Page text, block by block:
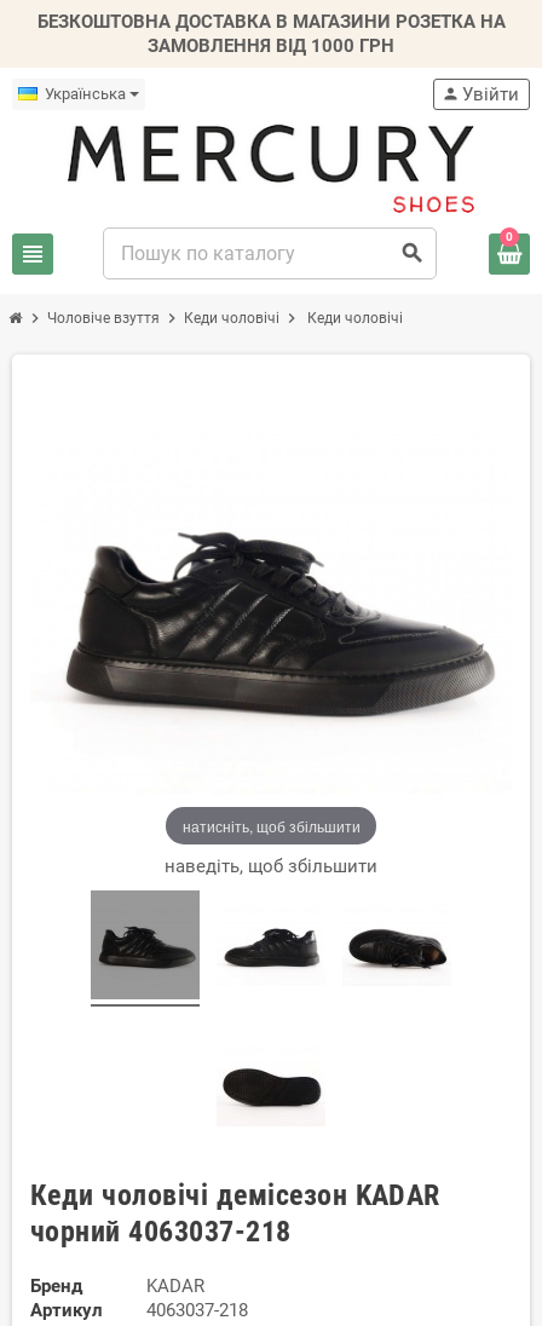
БЕЗКОШТОВНА ДОСТАВКА В МАГАЗИНИ РОЗЕТКА НА
ЗАМОВЛЕННЯ ВІД 1000 ГРН
Українська
view_headline search
person Увійти
0
chevron_right Чоловіче взуття chevron_right Кеди чоловічі chevron_right Кеди чоловічі
натисніть, щоб збільшити
наведіть, щоб збільшити
Кеди чоловічі демісезон KADAR
чорний 4063037-218
Бренд
KADAR
Артикул
4063037-218